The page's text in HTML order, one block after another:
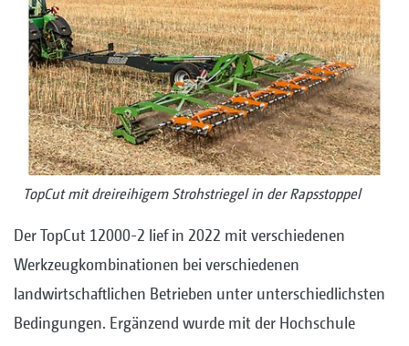
TopCut mit dreireihigem Strohstriegel in der Rapsstoppel
Der TopCut 12000-2 lief in 2022 mit verschiedenen
Werkzeugkombinationen bei verschiedenen
landwirtschaftlichen Betrieben unter unterschiedlichsten
Bedingungen. Ergänzend wurde mit der Hochschule